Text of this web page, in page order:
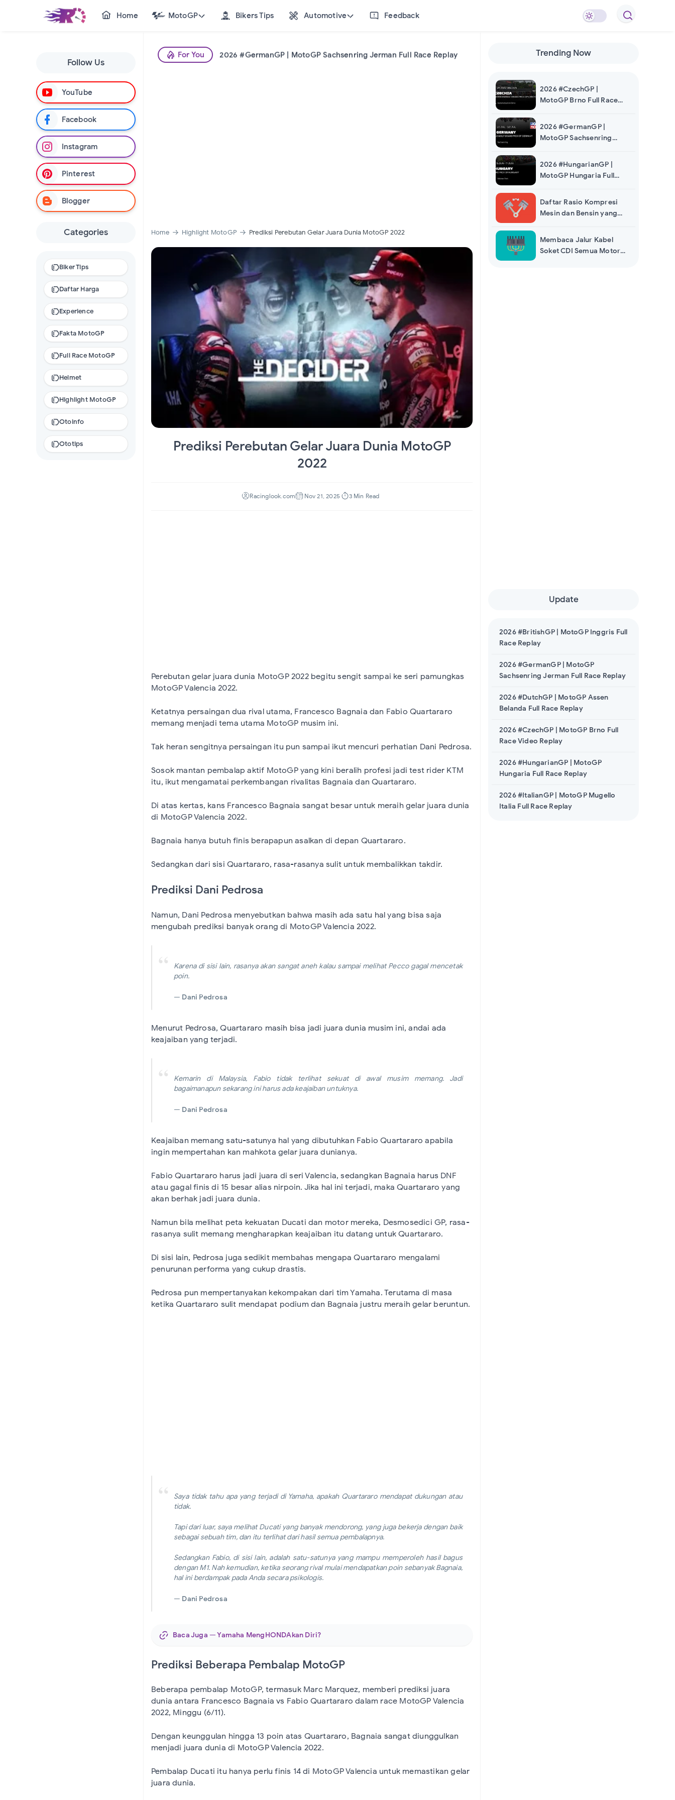
Home MotoGP Bikers Tips Automotive Feedback
Follow Us
YouTube
Facebook
Instagram
Pinterest
Blogger
Categories
Biker Tips
Daftar Harga
Experience
Fakta MotoGP
Full Race MotoGP
Helmet
Highlight MotoGP
Otoinfo
Ototips
For You 2026 #GermanGP | MotoGP Sachsenring Jerman Full Race Replay
2026 #SpanishGP | MotoGP Spanyol Jerez Full Race Replay
2026 #AmericasGP | MotoGP Amerika Full Race Replay
Home Highlight MotoGP Prediksi Perebutan Gelar Juara Dunia MotoGP 2022
Prediksi Perebutan Gelar Juara Dunia MotoGP
2022
Racinglook.com Nov 21, 2025 3 Min Read
Perebutan gelar juara dunia MotoGP 2022 begitu sengit sampai ke seri pamungkas
MotoGP Valencia 2022.
Ketatnya persaingan dua rival utama, Francesco Bagnaia dan Fabio Quartararo
memang menjadi tema utama MotoGP musim ini.
Tak heran sengitnya persaingan itu pun sampai ikut mencuri perhatian Dani Pedrosa.
Sosok mantan pembalap aktif MotoGP yang kini beralih profesi jadi test rider KTM
itu, ikut mengamatai perkembangan rivalitas Bagnaia dan Quartararo.
Di atas kertas, kans Francesco Bagnaia sangat besar untuk meraih gelar juara dunia
di MotoGP Valencia 2022.
Bagnaia hanya butuh finis berapapun asalkan di depan Quartararo.
Sedangkan dari sisi Quartararo, rasa-rasanya sulit untuk membalikkan takdir.
Prediksi Dani Pedrosa
Namun, Dani Pedrosa menyebutkan bahwa masih ada satu hal yang bisa saja
mengubah prediksi banyak orang di MotoGP Valencia 2022.
Karena di sisi lain, rasanya akan sangat aneh kalau sampai melihat Pecco gagal mencetak
poin.
— Dani Pedrosa
Menurut Pedrosa, Quartararo masih bisa jadi juara dunia musim ini, andai ada
keajaiban yang terjadi.
Kemarin di Malaysia, Fabio tidak terlihat sekuat di awal musim memang. Jadi
bagaimanapun sekarang ini harus ada keajaiban untuknya.
— Dani Pedrosa
Keajaiban memang satu-satunya hal yang dibutuhkan Fabio Quartararo apabila
ingin mempertahan kan mahkota gelar juara dunianya.
Fabio Quartararo harus jadi juara di seri Valencia, sedangkan Bagnaia harus DNF
atau gagal finis di 15 besar alias nirpoin. Jika hal ini terjadi, maka Quartararo yang
akan berhak jadi juara dunia.
Namun bila melihat peta kekuatan Ducati dan motor mereka, Desmosedici GP, rasa-
rasanya sulit memang mengharapkan keajaiban itu datang untuk Quartararo.
Di sisi lain, Pedrosa juga sedikit membahas mengapa Quartararo mengalami
penurunan performa yang cukup drastis.
Pedrosa pun mempertanyakan kekompakan dari tim Yamaha. Terutama di masa
ketika Quartararo sulit mendapat podium dan Bagnaia justru meraih gelar beruntun.
Saya tidak tahu apa yang terjadi di Yamaha, apakah Quartararo mendapat dukungan atau
tidak.
Tapi dari luar, saya melihat Ducati yang banyak mendorong, yang juga bekerja dengan baik
sebagai sebuah tim, dan itu terlihat dari hasil semua pembalapnya.
Sedangkan Fabio, di sisi lain, adalah satu-satunya yang mampu memperoleh hasil bagus
dengan M1. Nah kemudian, ketika seorang rival mulai mendapatkan poin sebanyak Bagnaia,
hal ini berdampak pada Anda secara psikologis.
— Dani Pedrosa
Baca Juga —Yamaha MengHONDAkan Diri?
Prediksi Beberapa Pembalap MotoGP
Beberapa pembalap MotoGP, termasuk Marc Marquez, memberi prediksi juara
dunia antara Francesco Bagnaia vs Fabio Quartararo dalam race MotoGP Valencia
2022, Minggu (6/11).
Dengan keunggulan hingga 13 poin atas Quartararo, Bagnaia sangat diunggulkan
menjadi juara dunia di MotoGP Valencia 2022.
Pembalap Ducati itu hanya perlu finis 14 di MotoGP Valencia untuk memastikan gelar
juara dunia.
Trending Now
2026 #BritishGP | MotoGP Inggris Full
Race Replay
2026 #CzechGP |
MotoGP Brno Full Race
2026 #GermanGP |
MotoGP Sachsenring
2026 #HungarianGP |
MotoGP Hungaria Full
Daftar Rasio Kompresi
Mesin dan Bensin yang
Yamaha
Membaca Jalur Kabel
Soket CDI Semua Motor
Update
2026 #BritishGP | MotoGP Inggris Full
Race Replay
2026 #GermanGP | MotoGP
Sachsenring Jerman Full Race Replay
2026 #DutchGP | MotoGP Assen
Belanda Full Race Replay
2026 #CzechGP | MotoGP Brno Full
Race Video Replay
2026 #HungarianGP | MotoGP
Hungaria Full Race Replay
2026 #ItalianGP | MotoGP Mugello
Italia Full Race Replay